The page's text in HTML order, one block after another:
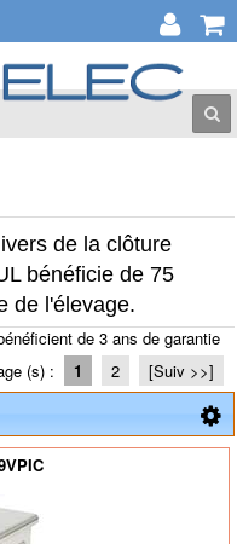
de la clôture
bénéficie de 75
de l'élevage.
de 3 ans de garantie
(s) :
1 2 [Suiv >>]